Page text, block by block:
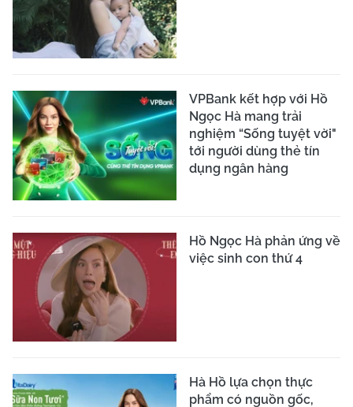
VPBank kết hợp với Hồ
Ngọc Hà mang trải
nghiệm “Sống tuyệt vời"
tới người dùng thẻ tín
dụng ngân hàng
Hồ Ngọc Hà phản ứng về
việc sinh con thứ 4
Hà Hồ lựa chọn thực
phẩm có nguồn gốc,